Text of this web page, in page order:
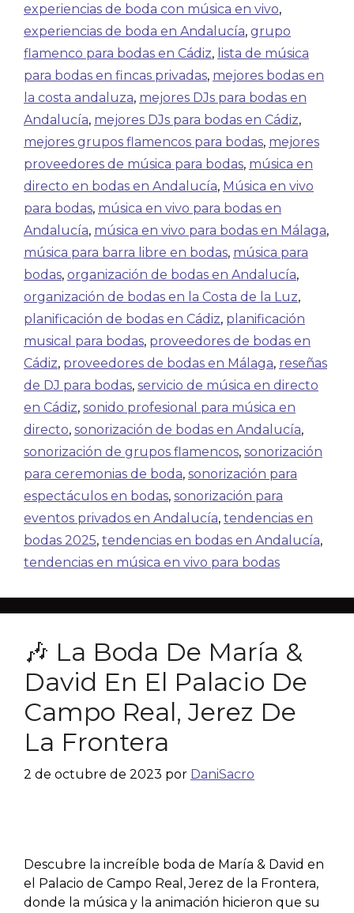
experiencias de boda con música en vivo,
experiencias de boda en Andalucía, grupo
flamenco para bodas en Cádiz, lista de música
para bodas en fincas privadas, mejores bodas en
la costa andaluza, mejores DJs para bodas en
Andalucía, mejores DJs para bodas en Cádiz,
mejores grupos flamencos para bodas, mejores
proveedores de música para bodas, música en
directo en bodas en Andalucía, Música en vivo
para bodas, música en vivo para bodas en
Andalucía, música en vivo para bodas en Málaga,
música para barra libre en bodas, música para
bodas, organización de bodas en Andalucía,
organización de bodas en la Costa de la Luz,
planificación de bodas en Cádiz, planificación
musical para bodas, proveedores de bodas en
Cádiz, proveedores de bodas en Málaga, reseñas
de DJ para bodas, servicio de música en directo
en Cádiz, sonido profesional para música en
directo, sonorización de bodas en Andalucía,
sonorización de grupos flamencos, sonorización
para ceremonias de boda, sonorización para
espectáculos en bodas, sonorización para
eventos privados en Andalucía, tendencias en
bodas 2025, tendencias en bodas en Andalucía,
tendencias en música en vivo para bodas
🎶 La Boda De María &
David En El Palacio De
Campo Real, Jerez De
La Frontera
2 de octubre de 2023 por DaniSacro
Descubre la increíble boda de María & David en
el Palacio de Campo Real, Jerez de la Frontera,
donde la música y la animación hicieron que su